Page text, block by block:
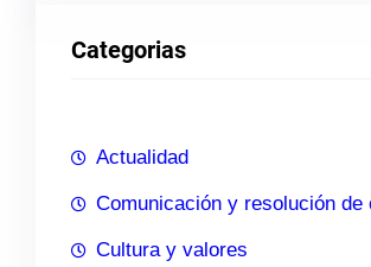
a
Categorias
Actualidad
Comunicación y resolución de
Cultura y valores